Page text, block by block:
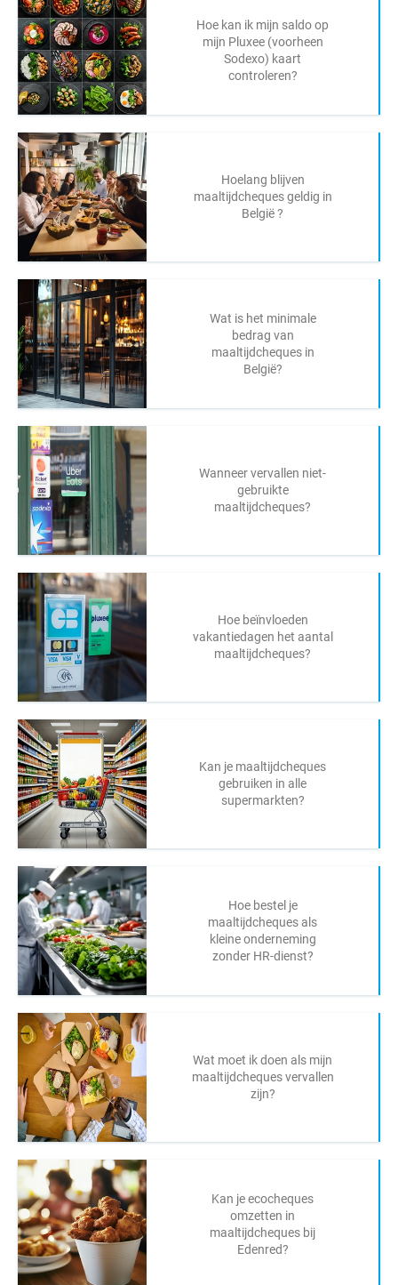
Hoe kan ik mijn saldo op
mijn Pluxee (voorheen
Sodexo) kaart
controleren?
Hoelang blijven
maaltijdcheques geldig in
België ?
Wat is het minimale
bedrag van
maaltijdcheques in
België?
Wanneer vervallen niet-
gebruikte
maaltijdcheques?
Hoe beïnvloeden
vakantiedagen het aantal
maaltijdcheques?
Kan je maaltijdcheques
gebruiken in alle
supermarkten?
Hoe bestel je
maaltijdcheques als
kleine onderneming
zonder HR-dienst?
Wat moet ik doen als mijn
maaltijdcheques vervallen
zijn?
Kan je ecocheques
omzetten in
maaltijdcheques bij
Edenred?